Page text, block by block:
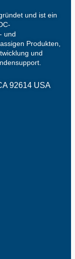
und ist ein
und
Produkten,
und
92614 USA